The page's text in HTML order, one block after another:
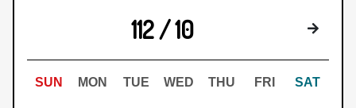
112 / 10 下個月
SUN MON TUE WED THU FRI SAT